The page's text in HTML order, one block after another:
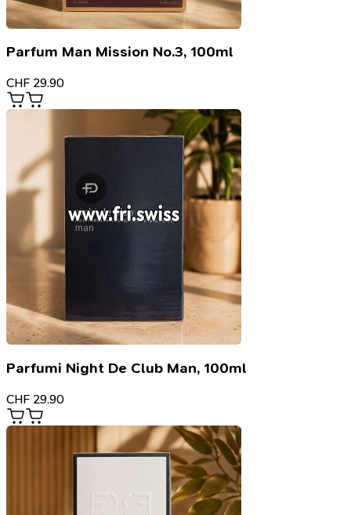
Parfum Man Mission No.3, 100ml
CHF 29.90
Parfumi Night De Club Man, 100ml
CHF 29.90